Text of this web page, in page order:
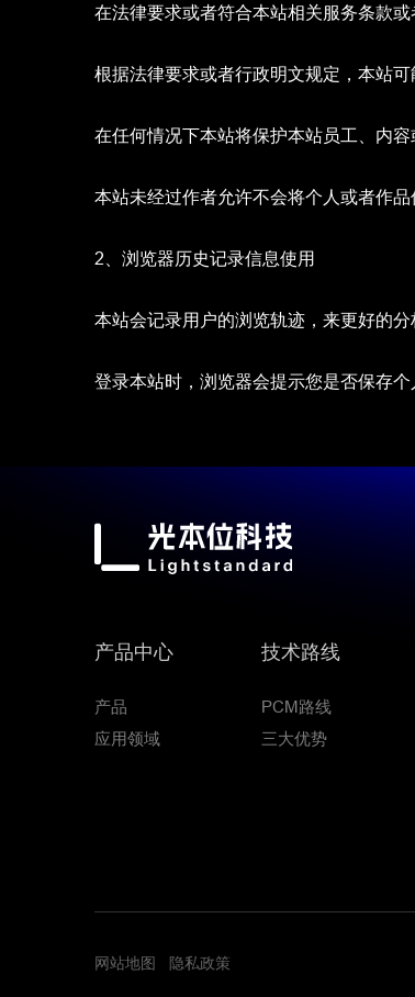
在法律要求或者符合本站相关服务条款
根据法律要求或者行政明文规定，本站
在任何情况下本站将保护本站员工、内容
本站未经过作者允许不会将个人或者作
2、浏览器历史记录信息使用
本站会记录用户的浏览轨迹，来更好的
登录本站时，浏览器会提示您是否保存
产品中心
产品
应用领域
技术路线
PCM路线
三大优势
网站地图 隐私政策